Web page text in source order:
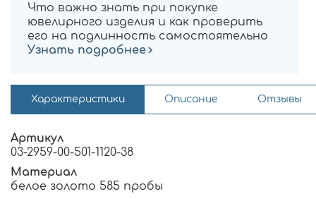
Что важно знать при покупке
ювелирного изделия и как проверить
его на подлинность самостоятельно
Узнать подробнее
Характеристики Описание Отзывы
Артикул
03-2959-00-501-1120-38
Материал
белое золото 585 пробы